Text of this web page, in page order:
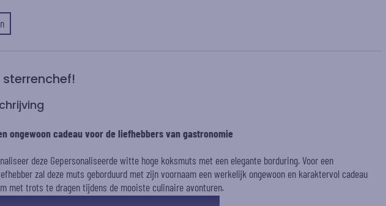
ongewoon cadeau voor de liefhebbers van gastronomie
deze Gepersonaliseerde witte hoge koksmuts met een elegante borduring. Voor een
zal deze muts geborduurd met zijn voornaam een werkelijk ongewoon en karaktervol cadeau
met trots te dragen tijdens de mooiste culinaire avonturen.